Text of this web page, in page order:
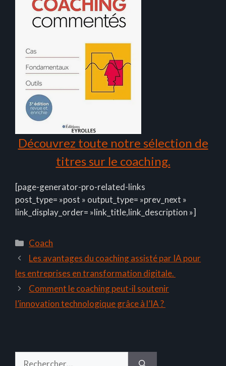
Découvrez toute notre sélection de
titres sur le coaching.
[page-generator-pro-related-links
post_type= »post » output_type= »prev_next »
link_display_order= »link_title,link_description »]
Catégories
Coach
Les avantages du coaching assisté par IA pour
les entreprises en transformation digitale.
Comment le coaching peut-il soutenir
l’innovation technologique grâce à l’IA ?